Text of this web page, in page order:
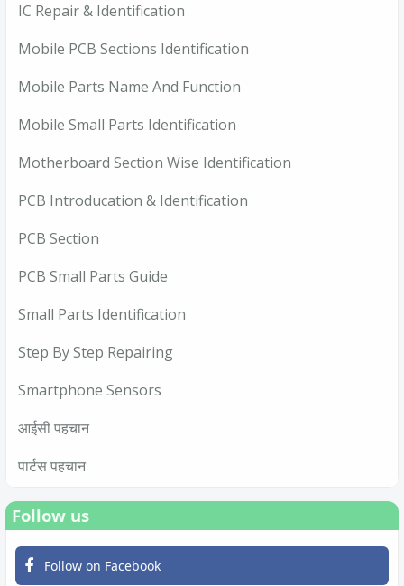
IC Repair & Identification
Mobile PCB Sections Identification
Mobile Parts Name And Function
Mobile Small Parts Identification
Motherboard Section Wise Identification
PCB Introducation & Identification
PCB Section
PCB Small Parts Guide
Small Parts Identification
Step By Step Repairing
Smartphone Sensors
आईसी पहचान
पार्टस पहचान
Follow us
Follow on Facebook